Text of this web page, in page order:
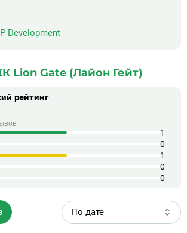
Development
Lion Gate (Лайон Гейт)
рейтинг
1
0
1
0
0
По дате